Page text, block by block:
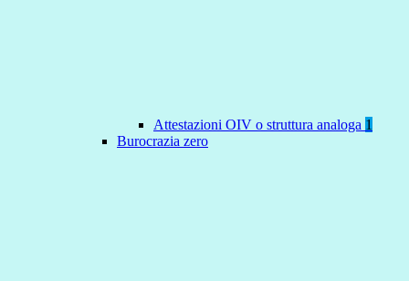
Attestazioni OIV o struttura analoga 1
Burocrazia zero